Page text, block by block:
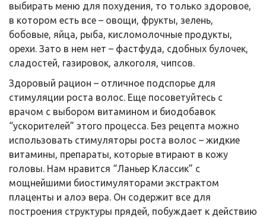
выбирать меню для похудения, то только здоровое,
в котором есть все – овощи, фрукты, зелень,
бобовые, яйца, рыба, кисломолочные продукты,
орехи. Зато в нем нет – фастфуда, сдобных булочек,
сладостей, газировок, алкоголя, чипсов.
Здоровый рацион – отличное подспорье для
стимуляции роста волос. Еще посоветуйтесь с
врачом с выбором витамином и биодобавок
“ускорителей” этого процесса. Без рецепта можно
использовать стимуляторы роста волос – жидкие
витамины, препараты, которые втирают в кожу
головы. Нам нравится “Ланьер Классик” с
мощнейшими биостимуляторами экстрактом
плаценты и алоэ вера. Он содержит все для
построения структуры прядей, побуждает к действию